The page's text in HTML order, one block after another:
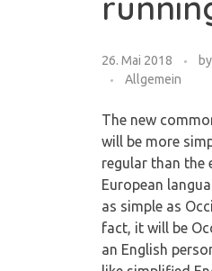
26. Mai 2018 by
Allgemein
The new
will be more
regular than the
European
as simple as
fact, it will be
an English